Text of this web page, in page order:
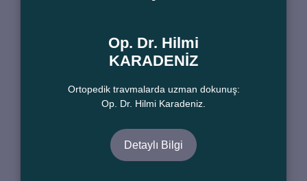
Op. Dr. Hilmi
KARADENİZ
Ortopedik travmalarda uzman dokunuş:
Op. Dr. Hilmi Karadeniz.
Detaylı Bilgi